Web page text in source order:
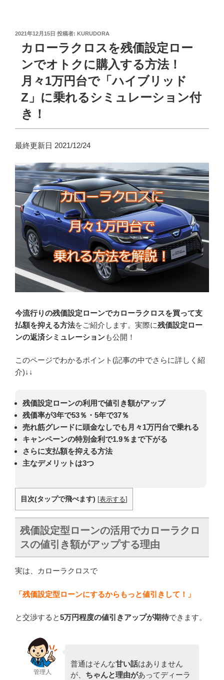
投
日:
2021年12月15日 投稿者: KURUDORA
カローラクロスを残価設定ロー
ンでオトクに購入する方法！
月々1万円台で「ハイブリッド
Z」に乗れるシミュレーション付
き！
最終更新日 2021/12/24
今流行りの残価設定ローンでカローラクロスを買って支
払額を抑える方法をご紹介します。実際に残価設定ロー
ンの返済シミュレーションも公開！
このページでわかるポイント(記事の中でさらに詳しく紹
介)↓↓
残価設定ローンの利用で値引き額がアップ
残価率が3年で53％・5年で37％
売れ筋グレードに頭金なしでも月々1万円台で乗れる
キャンペーンの特別金利で1.9％まで下がる
さらに支払額を抑える方法
主なデメリットは3つ
目次(タップで飛べます) [表示する]
残価設定型ローンの活用でカローラクロ
スの値引き額がアップする理由
実は、カローラクロスで
「残価設定型ローンにするからもっと値引きして！」
と交渉すると5万円程度の値引きアップが期待できます。
管理人
普通はそんな甘い話はありません
が、 ちゃんと理由があってディーラ